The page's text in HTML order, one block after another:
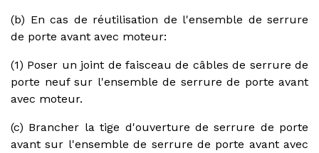
(b) En cas de réutilisation de l'ensemble de serrure
de porte avant avec moteur:
(1) Poser un joint de faisceau de câbles de serrure de
porte neuf sur l'ensemble de serrure de porte avant
avec moteur.
(c) Brancher la tige d'ouverture de serrure de porte
avant sur l'ensemble de serrure de porte avant avec